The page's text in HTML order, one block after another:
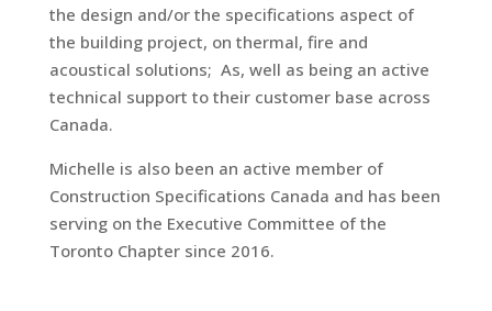
the design and/or the specifications aspect of
the building project, on thermal, fire and
acoustical solutions; As, well as being an active
technical support to their customer base across
Canada.
Michelle is also been an active member of
Construction Specifications Canada and has been
serving on the Executive Committee of the
Toronto Chapter since 2016.